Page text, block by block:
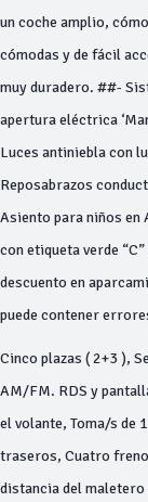
un coche amplio,
cómodas y de fácil
muy duradero. ##-
apertura eléctrica
Luces antiniebla con
Reposabrazos
Asiento para niños
con etiqueta verde
descuento en
puede contener
Cinco plazas ( 2+3 ),
AM/FM. RDS y
el volante, Toma/s de
traseros, Cuatro
distancia del